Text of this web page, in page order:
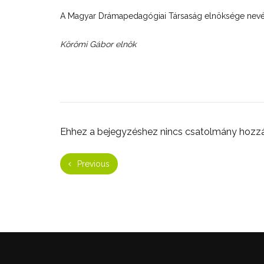
A Magyar Drámapedagógiai Társaság elnöksége
Körömi Gábor elnök
Ehhez a bejegyzéshez nincs csatolmány
Previous